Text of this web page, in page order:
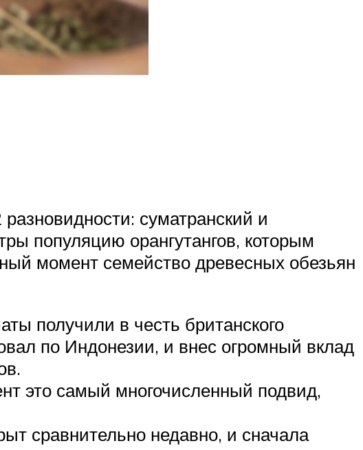
суматранский и
популяцию орангутангов, которым
момент семейство древесных обезьян
получили в честь британского
по Индонезии, и внес огромный вклад
это самый многочисленный подвид,
сравнительно недавно, и сначала